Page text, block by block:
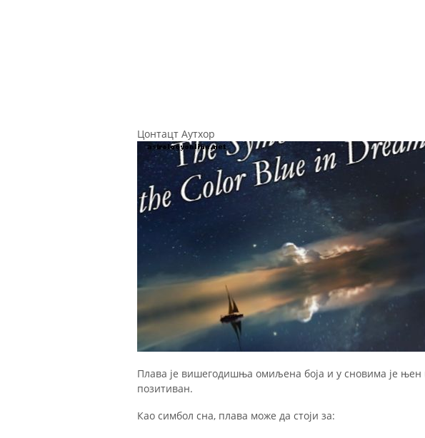
Цонтацт Аутхор
Плава је вишегодишња омиљена боја и у сновима је
позитиван.
Као симбол сна, плава може да стоји за: